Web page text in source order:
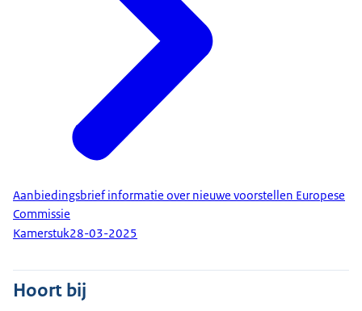
Aanbiedingsbrief informatie over nieuwe voorstellen Europese
Commissie
Kamerstuk28-03-2025
Hoort bij